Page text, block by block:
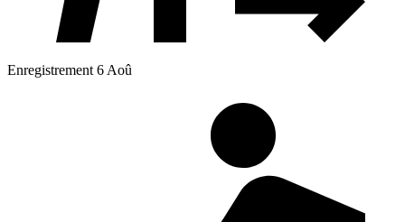
Enregistrement 6 Aoû